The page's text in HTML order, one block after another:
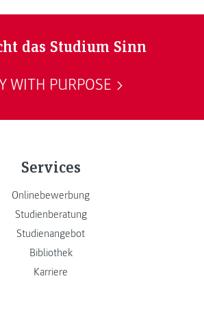
das Studium Sinn
WITH PURPOSE
Services
Onlinebewerbung
Studienberatung
Studienangebot
Bibliothek
Karriere